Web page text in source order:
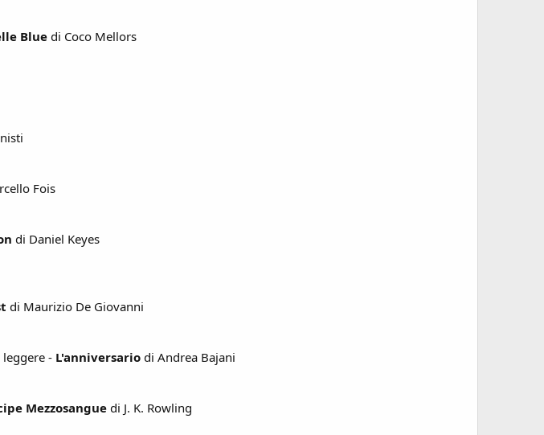
Blue di Coco Mellors
Fois
di Daniel Keyes
di Maurizio De Giovanni
- L'anniversario di Andrea Bajani
Mezzosangue di J. K. Rowling